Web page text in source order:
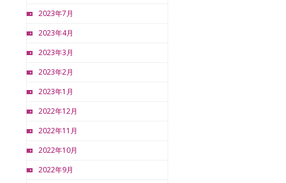
2023年7月
2023年4月
2023年3月
2023年2月
2023年1月
2022年12月
2022年11月
2022年10月
2022年9月